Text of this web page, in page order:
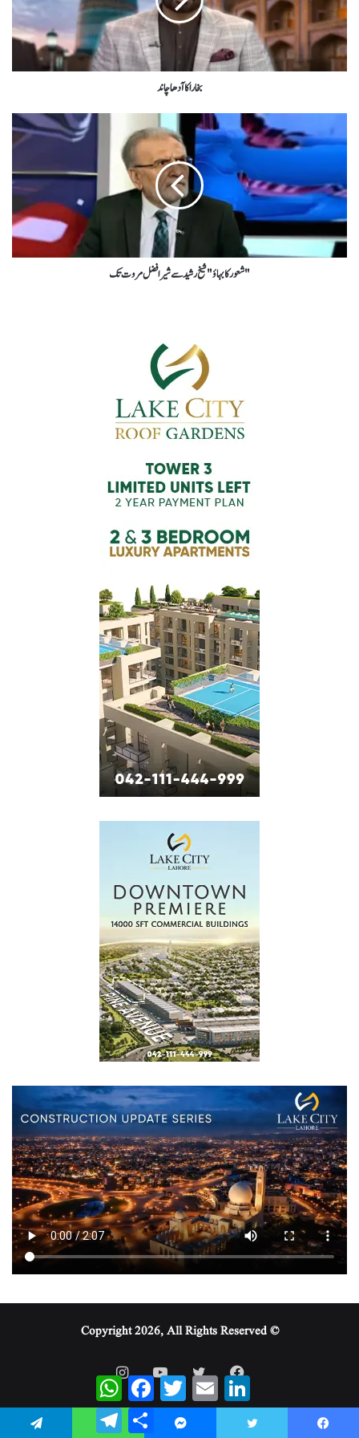
بخارا کا آدھا چاند
" شعور کا بہاؤ " شیخ رشید سے شیر افضل مروت تک
© Copyright 2026, All Rights Reserved
WhatsAppFacebookTwitterEmail
LinkedIn
TelegramShare